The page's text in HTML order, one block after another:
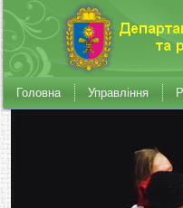
Головна Управління